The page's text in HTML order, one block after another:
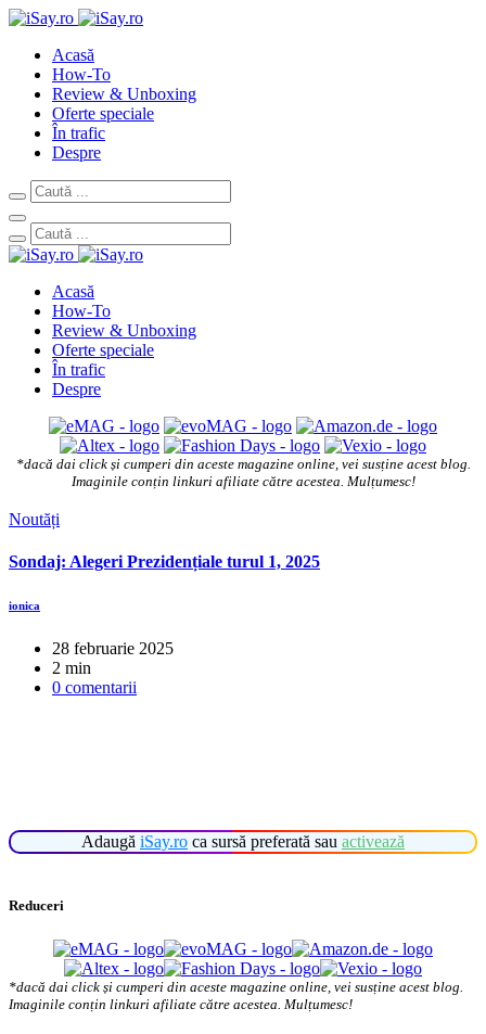
Acasă
How-To
Review & Unboxing
Oferte speciale
În trafic
Despre
Acasă
How-To
Review & Unboxing
Oferte speciale
În trafic
Despre
*dacă dai click și cumperi din aceste magazine online, vei susține acest blog.
Imaginile conțin linkuri afiliate către acestea. Mulțumesc!
Noutăți
Sondaj: Alegeri Prezidențiale turul 1, 2025
ionica
28 februarie 2025
2 min
0 comentarii
Adaugă iSay.ro ca sursă preferată sau activează
Reduceri
*dacă dai click și cumperi din aceste magazine online, vei susține acest blog.
Imaginile conțin linkuri afiliate către acestea. Mulțumesc!